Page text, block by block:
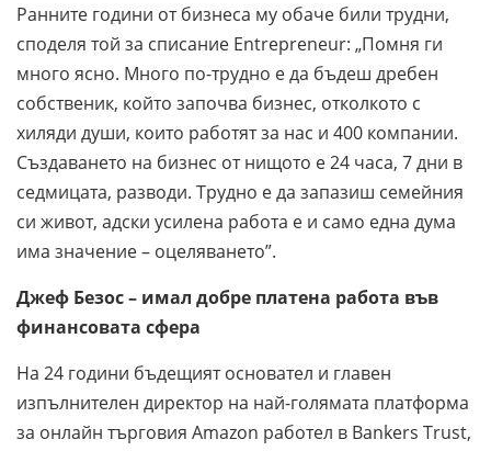
Ранните години от бизнеса му обаче били трудни,
споделя той за списание Entrepreneur: „Помня ги
много ясно. Много по-трудно е да бъдеш дребен
собственик, който започва бизнес, отколкото с
хиляди души, които работят за нас и 400 компании.
Създаването на бизнес от нищото е 24 часа, 7 дни в
седмицата, разводи. Трудно е да запазиш семейния
си живот, адски усилена работа е и само една дума
има значение – оцеляването”.
Джеф Безос – имал добре платена работа във
финансовата сфера
На 24 години бъдещият основател и главен
изпълнителен директор на най-голямата платформа
за онлайн търговия Amazon работел в Bankers Trust,